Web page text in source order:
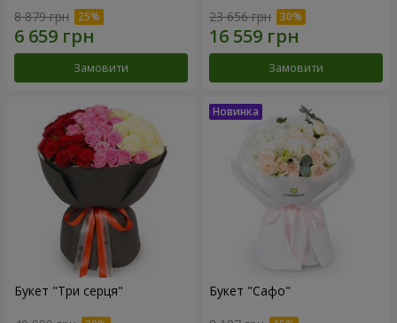
8 879 грн
Замовити
23 656 грн
Замовити
Букет "Три серця" Букет "Сафо"